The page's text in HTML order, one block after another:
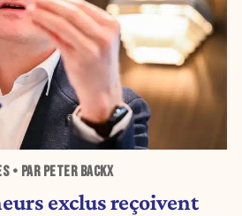
• PAR PETER BACKX
exclus reçoivent